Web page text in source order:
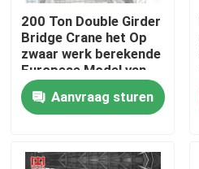
Thuis
Producten
Over ons
200 Ton Double Girder
Bridge Crane het Op
zwaar werk berekende
Europese Model van
Stijlqdxx
Aanvraag sturen